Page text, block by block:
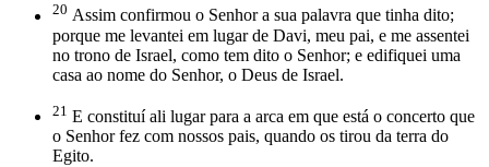
20 Assim confirmou o Senhor a sua palavra que tinha dito;
porque me levantei em lugar de Davi, meu pai, e me assentei
no trono de Israel, como tem dito o Senhor; e edifiquei uma
casa ao nome do Senhor, o Deus de Israel.
21 E constituí ali lugar para a arca em que está o concerto que
o Senhor fez com nossos pais, quando os tirou da terra do
Egito.